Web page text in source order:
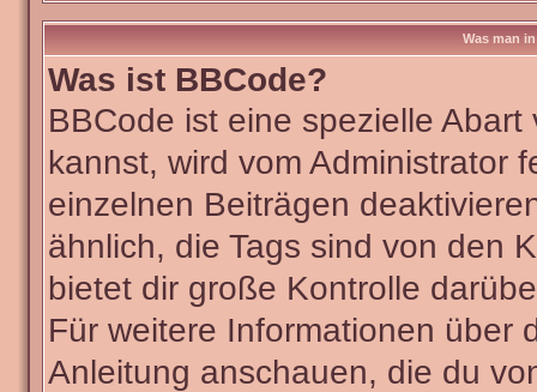
Was man
Was ist BBCode?
BBCode ist eine spezielle
kannst, wird vom Administrator
einzelnen Beiträgen
ähnlich, die Tags sind von den
bietet dir große Kontrolle
Für weitere Informationen über
Anleitung anschauen, die du